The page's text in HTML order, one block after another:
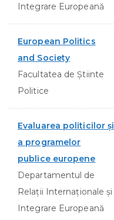
Integrare Europeană
European Politics
and Society
Facultatea de Ştiinte
Politice
Evaluarea politicilor şi
a programelor
publice europene
Departamentul de
Relații Internaționale și
Integrare Europeană